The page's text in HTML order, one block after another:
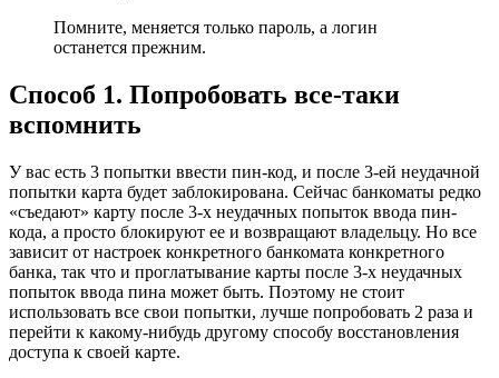
Помните, меняется только пароль, а логин
останется прежним.
Способ 1. Попробовать все-таки
вспомнить
У вас есть 3 попытки ввести пин-код, и после 3-ей неудачной
попытки карта будет заблокирована. Сейчас банкоматы редко
«съедают» карту после 3-х неудачных попыток ввода пин-
кода, а просто блокируют ее и возвращают владельцу. Но все
зависит от настроек конкретного банкомата конкретного
банка, так что и проглатывание карты после 3-х неудачных
попыток ввода пина может быть. Поэтому не стоит
использовать все свои попытки, лучше попробовать 2 раза и
перейти к какому-нибудь другому способу восстановления
доступа к своей карте.